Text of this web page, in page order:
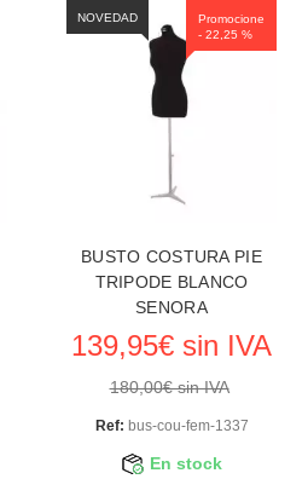
Promocione
- 22,25 %
NOVEDAD
BUSTO COSTURA PIE
TRIPODE BLANCO
SENORA
139,95€ sin IVA
180,00€ sin IVA
Ref: bus-cou-fem-1337
En stock